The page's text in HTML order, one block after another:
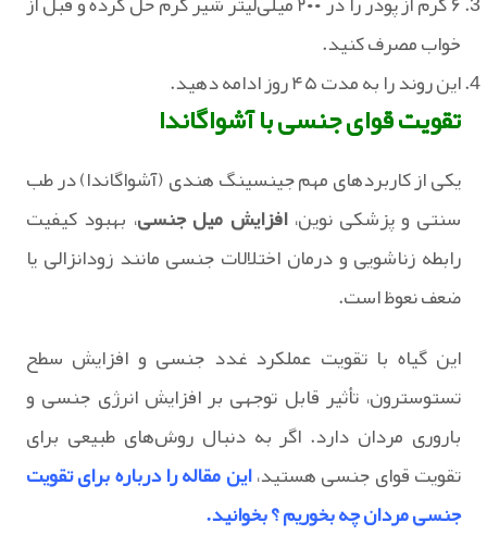
خواب مصرف کنید.
این روند را به مدت ۴۵ روز ادامه دهید.
تقویت قوای جنسی با آشواگاندا
یکی از کاربردهای مهم جینسینگ هندی (آشواگاندا) در طب
سنتی و پزشکی نوین،افزایش میل جنسی، بهبود کیفیت
رابطه زناشویی و درمان اختلالات جنسی مانند زودانزالی یا
ضعف نعوظ است.
این گیاه با تقویت عملکرد غدد جنسی و افزایش سطح
تستوسترون، تأثیر قابل توجهی بر افزایش انرژی جنسی و
باروری مردان دارد. اگر به دنبال روش‌های طبیعی برای
تقویت قوای جنسی هستید،این مقاله را درباره برای تقویت
جنسی مردان چه بخوریم ؟ بخوانید.